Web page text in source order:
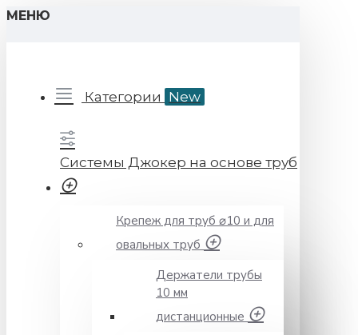
МЕНЮ
Категории New
Системы Джокер на основе труб
Крепеж для труб ⌀10 и для
овальных труб
Держатели трубы
10 мм
дистанционные